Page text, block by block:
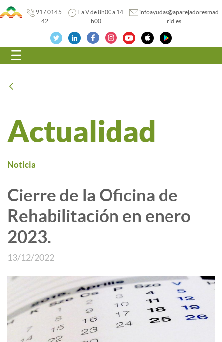
917 014 5
42
L a V de 8h00 a 14
h00
infoayudas@aparejadoresmad
rid.es
Navegación
Actualidad
Noticia
Cierre de la Oficina de
Rehabilitación en enero
2023.
13/12/2022